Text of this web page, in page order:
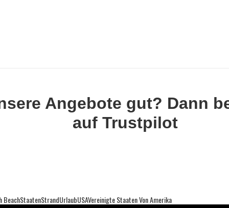
Angebote gut? Dann
auf Trustpilot
BeachStaatenStrandUrlaubUSAVereinigte Staaten Von Amerika